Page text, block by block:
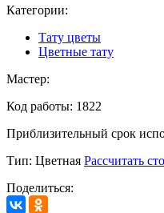
Категории:
Тату цветы
Цветные тату
Мастер:
Код работы: 1822
Приблизительный срок
Тип: Цветная Рассчитать
Поделиться: